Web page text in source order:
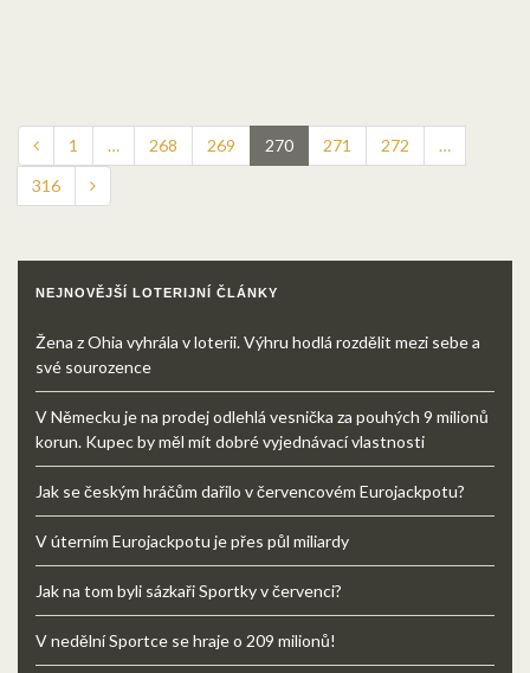
1 … 268 269 270 271 272
…
316
NEJNOVĚJŠÍ LOTERIJNÍ ČLÁNKY
Žena z Ohia vyhrála v loterii. Výhru hodlá rozdělit mezi sebe a
své sourozence
V Německu je na prodej odlehlá vesnička za pouhých 9 milionů
korun. Kupec by měl mít dobré vyjednávací vlastnosti
Jak se českým hráčům dařilo v červencovém Eurojackpotu?
V úterním Eurojackpotu je přes půl miliardy
Jak na tom byli sázkaři Sportky v červenci?
V nedělní Sportce se hraje o 209 milionů!